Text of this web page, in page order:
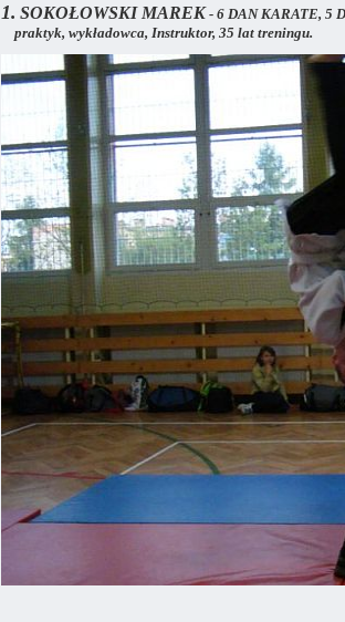
1. SOKOŁOWSKI MAREK- 6 DAN KARATE, 5
praktyk, wykładowca, Instruktor, 35 lat treningu.